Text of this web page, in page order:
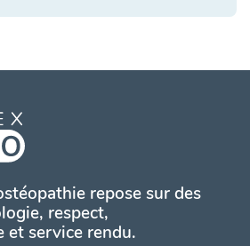
repose sur des
respect,
et service rendu.